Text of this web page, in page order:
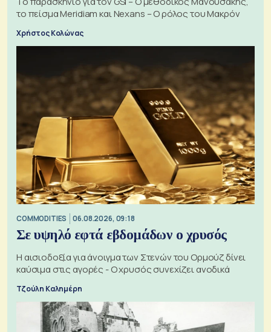
το πείσμα Meridiam και Nexans – Ο ρόλος του Μακρόν
Χρήστος Κολώνας
COMMODITIES 06.08.2026, 09:18
Σε υψηλό εφτά εβδομάδων ο χρυσός
Η αισιοδοξία για άνοιγμα των Στενών του Ορμούζ δίνει
καύσιμα στις αγορές - Ο χρυσός συνεχίζει ανοδικά
Τζούλη Καλημέρη